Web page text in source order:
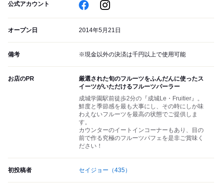
公式アカウント
オープン日 2014年5月21日
備考 ※現金以外の決済は千円以上で使用可能
お店のPR
厳選された旬のフルーツをふんだんに使ったス
イーツがいただけるフルーツパーラー
成城学園駅前徒歩2分の『成城Le・Fruitier』。
鮮度と季節感を最も大事にし、その時にしか味
わえないフルーツを最高の状態でご提供しま
す。
カウンターのイートインコーナーもあり、目の
前で作る究極のフルーツパフェを是非ご賞味く
ださい！
初投稿者 セイジョー （435）